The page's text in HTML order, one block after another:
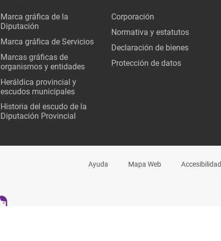
Marca gráfica de la
Diputación
Marca gráfica de Servicios
Marcas gráficas de
organismos y entidades
Heráldica provincial y
escudos municipales
Historia del escudo de la
Diputación Provincial
Corporación
Normativa y estatutos
Declaración de bienes
Protección de datos
Ayuda Mapa Web Accesibilidad